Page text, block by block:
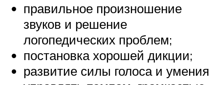
правильное произношение
звуков и решение
логопедических проблем;
постановка хорошей дикции;
развитие силы голоса и умения